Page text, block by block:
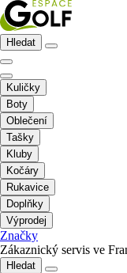
Hledat
Kuličky
Boty
Oblečení
Tašky
Kluby
Kočáry
Rukavice
Doplňky
Výprodej
Značky
Zákaznický servis ve
Hledat